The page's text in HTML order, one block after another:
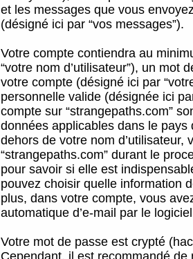
et les messages que vous
(désigné ici par “vos messages”).
Votre compte contiendra au
“votre nom d’utilisateur”), un mot
votre compte (désigné ici par
personnelle valide (désignée ici
compte sur “strangepaths.com”
données applicables dans le
dehors de votre nom
“strangepaths.com” durant le
pour savoir si elle est
pouvez choisir quelle information
plus, dans votre compte, vous
automatique d’e-mail par le
Votre mot de passe est crypté
Cependant, il est recommandé